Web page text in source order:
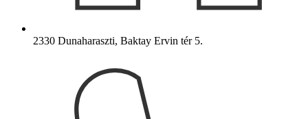
2330 Dunaharaszti, Baktay Ervin tér 5.